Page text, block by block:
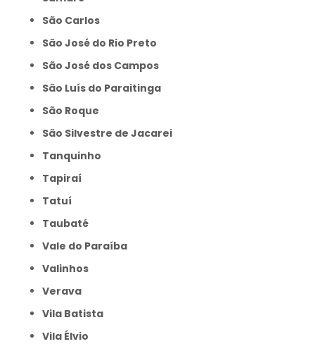
São Carlos
São José do Rio Preto
São José dos Campos
São Luís do Paraitinga
São Roque
São Silvestre de Jacarei
Tanquinho
Tapiraí
Tatuí
Taubaté
Vale do Paraíba
Valinhos
Verava
Vila Batista
Vila Élvio